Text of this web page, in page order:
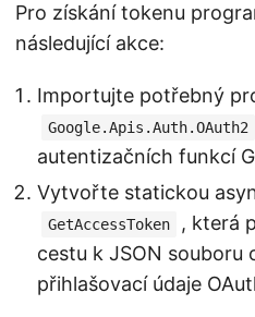
Pro získání tokenu
následující akce:
Importujte potřebný
Google.Apis.Auth.OAuth2
autentizačních funkcí
Vytvořte statickou
GetAccessToken
, která
cestu k JSON souboru
přihlašovací údaje